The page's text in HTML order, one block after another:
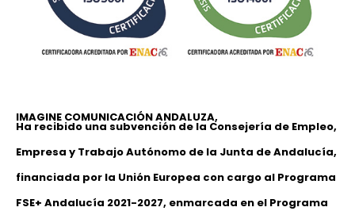
IMAGINE COMUNICACIÓN ANDALUZA,
Ha recibido una subvención de la Consejería de Empleo,
Empresa y Trabajo Autónomo de la Junta de Andalucía,
financiada por la Unión Europea con cargo al Programa
FSE+ Andalucía 2021-2027, enmarcada en el Programa